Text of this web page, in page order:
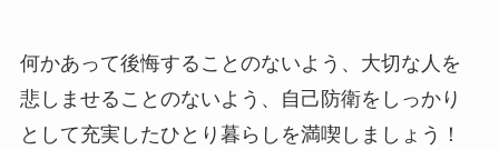
何かあって後悔することのないよう、大切な人を
悲しませることのないよう、自己防衛をしっかり
として充実したひとり暮らしを満喫しましょう！